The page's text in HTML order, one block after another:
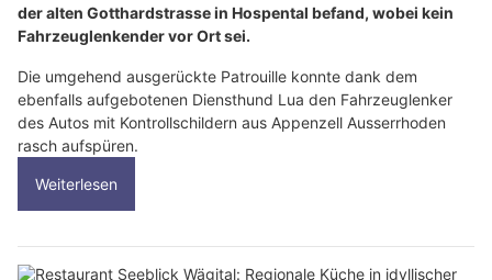
der alten Gotthardstrasse in Hospental befand, wobei kein
Fahrzeuglenkender vor Ort sei.
Die umgehend ausgerückte Patrouille konnte dank dem
ebenfalls aufgebotenen Diensthund Lua den Fahrzeuglenker
des Autos mit Kontrollschildern aus Appenzell Ausserrhoden
rasch aufspüren.
Weiterlesen